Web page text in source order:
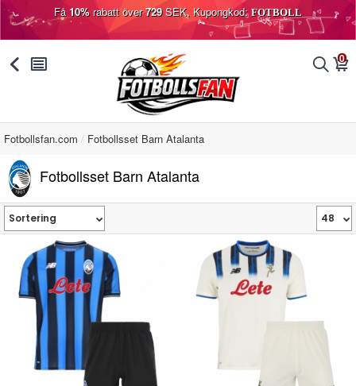
Få10%rabatt över729SEK, Kupongkod: FOTBOLL
󰅯 󰂩 󰂨 0
󰃦
Fotbollsfan.com Fotbollsset Barn Atalanta
Fotbollsset Barn Atalanta